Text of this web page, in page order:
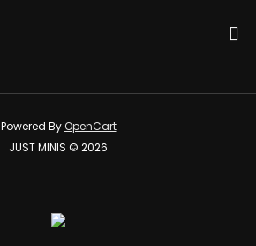
Powered ByOpenCart
JUST MINIS © 2026